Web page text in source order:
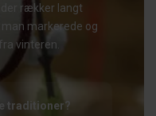
der rækker langt
markerede og
vinteren.
traditioner?